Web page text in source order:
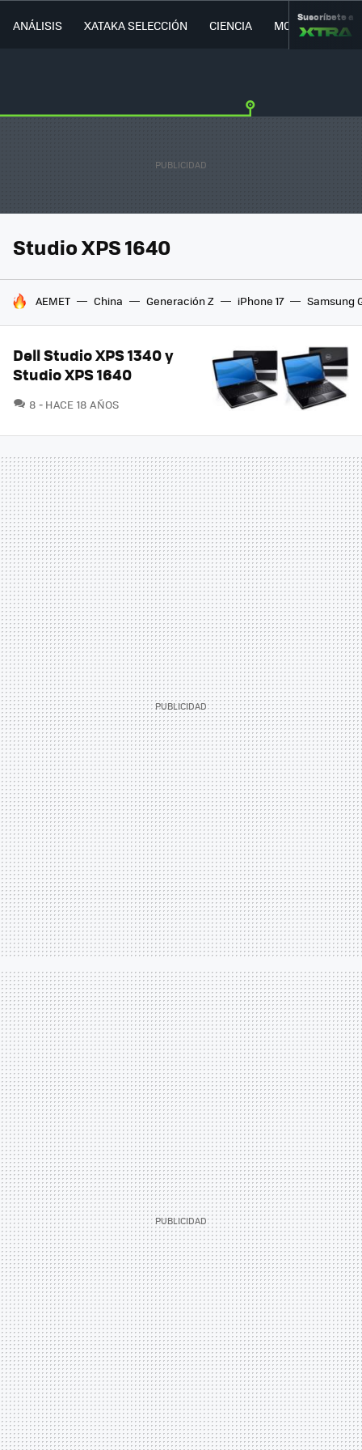
ANÁLISIS XATAKA SELECCIÓN CIENCIA MOVILIDAD
Suscríbete a
Studio XPS 1640
HOY SE HABLA DE
AEMET China Generación Z iPhone 17 Samsung
Dell Studio XPS 1340 y
Studio XPS 1640
8 COMENTARIOS
HACE 18 AÑOS